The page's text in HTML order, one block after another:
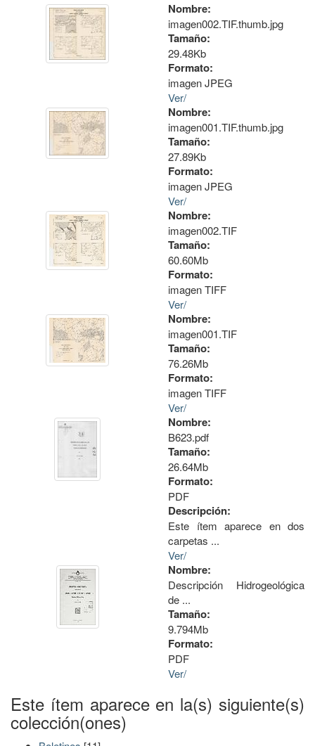
Nombre:
imagen002.TIF.thumb.jpg
Tamaño:
29.48Kb
Formato:
imagen JPEG
Ver/
Nombre:
imagen001.TIF.thumb.jpg
Tamaño:
27.89Kb
Formato:
imagen JPEG
Ver/
Nombre:
imagen002.TIF
Tamaño:
60.60Mb
Formato:
imagen TIFF
Ver/
Nombre:
imagen001.TIF
Tamaño:
76.26Mb
Formato:
imagen TIFF
Ver/
Nombre:
B623.pdf
Tamaño:
26.64Mb
Formato:
PDF
Descripción:
Este ítem aparece en dos
carpetas ...
Ver/
Nombre:
Descripción Hidrogeológica
de ...
Tamaño:
9.794Mb
Formato:
PDF
Ver/
Este ítem aparece en la(s) siguiente(s)
colección(ones)